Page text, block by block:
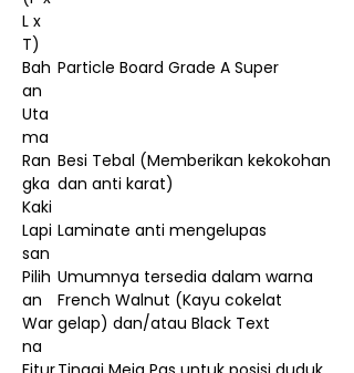
L x
T)
Bah
an
Uta
ma
Particle Board Grade A Super
Ran
gka
Kaki
Besi Tebal (Memberikan kekokohan
dan anti karat)
Lapi
san
Laminate anti mengelupas
Pilih
an
War
na
Umumnya tersedia dalam warna
French Walnut (Kayu cokelat
gelap) dan/atau Black Text